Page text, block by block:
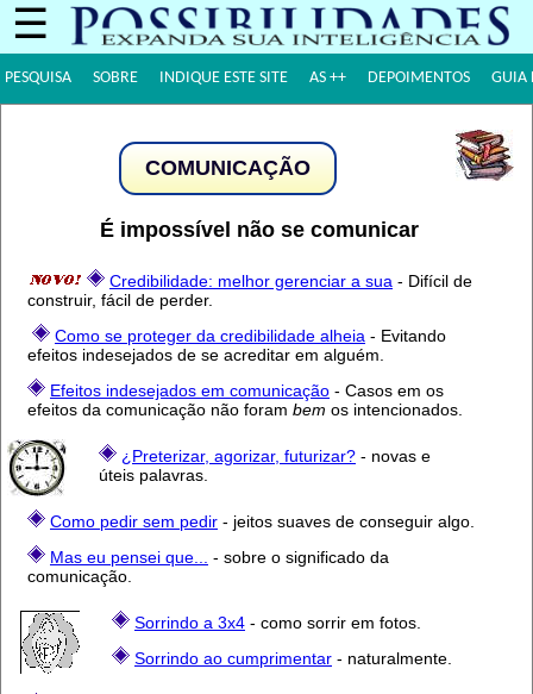
☰
PESQUISA SOBRE INDIQUE ESTE SITE AS ++ DEPOIMENTOS GUIA
COMUNICAÇÃO
É impossível não se comunicar
Credibilidade: melhor gerenciar a sua - Difícil de
construir, fácil de perder.
Como se proteger da credibilidade alheia - Evitando
efeitos indesejados de se acreditar em alguém.
Efeitos indesejados em comunicação - Casos em os
efeitos da comunicação não foram bem os intencionados.
¿Preterizar, agorizar, futurizar? - novas e
úteis palavras.
Como pedir sem pedir - jeitos suaves de conseguir algo.
Mas eu pensei que...
- sobre o significado da
comunicação.
Sorrindo a 3x4 - como sorrir em fotos.
Sorrindo ao cumprimentar - naturalmente.